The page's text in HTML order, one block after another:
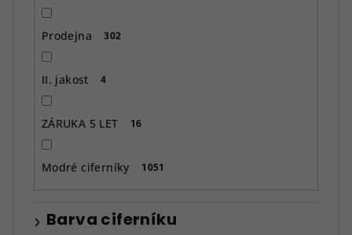
Prodejna 302
II. jakost 4
ZÁRUKA 5 LET 16
Modré ciferníky 1051
Barva ciferníku